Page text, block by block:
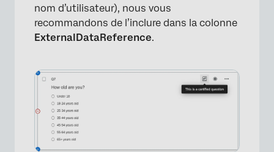
nom d’utilisateur), nous vous
recommandons de l’inclure dans la colonne
ExternalDataReference.